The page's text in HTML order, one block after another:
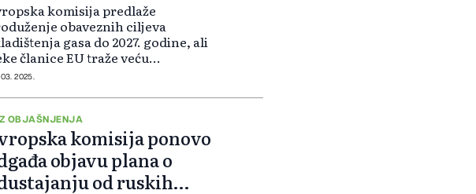
komisija predlaže
obaveznih ciljeva
gasa do 2027. godine, ali
članice EU traže veću
smatrajući da stroga
2025.
OBJAŠNJENJA
komisija ponovo
objavu plana o
od ruskih